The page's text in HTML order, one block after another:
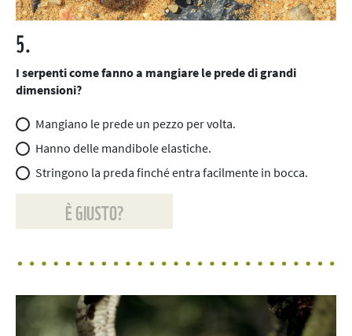
5.
I serpenti come fanno a mangiare le prede di grandi
dimensioni?
Mangiano le prede un pezzo per volta.
Hanno delle mandibole elastiche.
Stringono la preda finché entra facilmente in bocca.
È GIUSTO?